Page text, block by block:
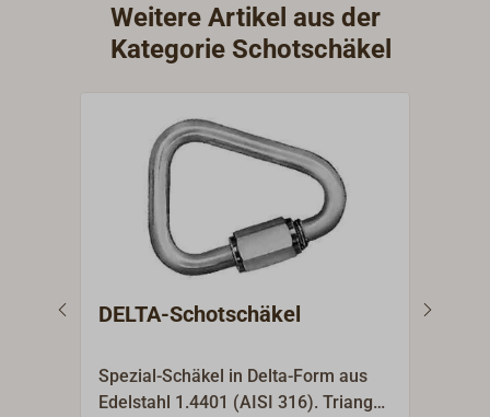
Weitere Artikel aus der
Kategorie Schotschäkel
DELTA-Schotschäkel
Spezial-Schäkel in Delta-Form aus
Edelstahl 1.4401 (AISI 316). Triangel